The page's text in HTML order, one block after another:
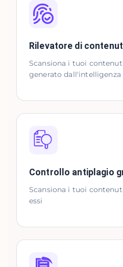
Rilevatore di
Scansiona i tuoi
generato
Controllo antiplagio
Scansiona i tuoi
essi